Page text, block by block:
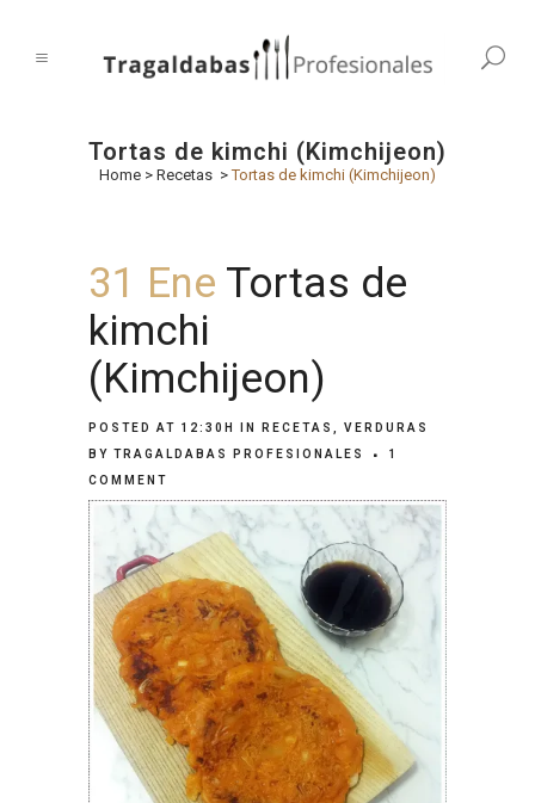
Tortas de kimchi (Kimchijeon)
Home > Recetas >Tortas de kimchi (Kimchijeon)
31 Ene Tortas de
kimchi
(Kimchijeon)
POSTED AT 12:30H IN RECETAS
VERDURAS
BY TRAGALDABAS PROFESIONALES
1
COMMENT